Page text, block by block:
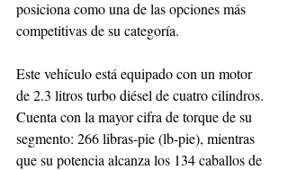
posiciona como una de las opciones más
competitivas de su categoría.
Este vehículo está equipado con un motor
de 2.3 litros turbo diésel de cuatro cilindros.
Cuenta con la mayor cifra de torque de su
segmento: 266 libras-pie (lb-pie), mientras
que su potencia alcanza los 134 caballos de